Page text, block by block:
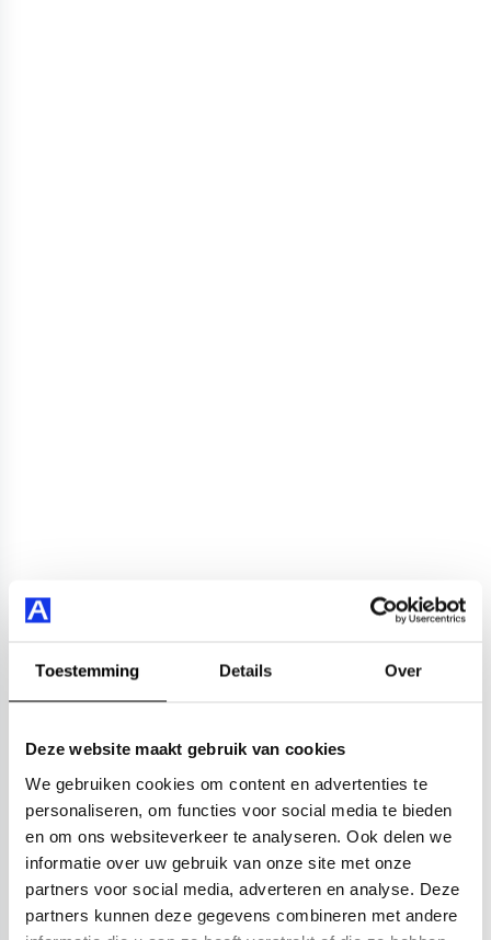
Toestemming Details Over
Deze website maakt gebruik van cookies
We gebruiken cookies om content en advertenties te
personaliseren, om functies voor social media te bieden
en om ons websiteverkeer te analyseren. Ook delen we
informatie over uw gebruik van onze site met onze
partners voor social media, adverteren en analyse. Deze
partners kunnen deze gegevens combineren met andere